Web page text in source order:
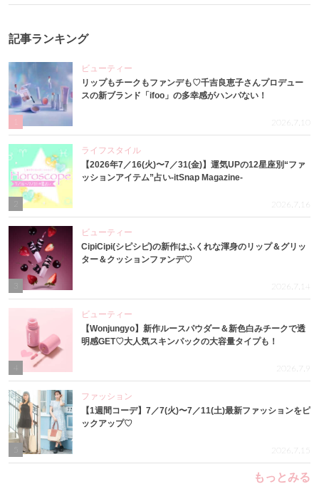
記事ランキング
ビューティー
リップもチークもファンデも♡千吉良恵子さんプロデュー
スの新ブランド「ifoo」の多幸感がハンパない！
2026.7.10
ライフスタイル
【2026年7／16(火)〜7／31(金)】運気UPの12星座別“ファ
ッションアイテム”占い-itSnap Magazine-
2026.7.16
3
ビューティー
CipiCipi(シピシピ)の新作はふくれな渾身のリップ＆グリッ
ター＆クッションファンデ♡
2026.7.14
4
ビューティー
【Wonjungyo】新作ルースパウダー＆新色白みチークで透
明感GET♡大人気スキンパックの大容量タイプも！
2026.7.9
ファッション
【1週間コーデ】7／7(火)〜7／11(土)最新ファッションをピ
ックアップ♡
2026.7.15
もっとみる